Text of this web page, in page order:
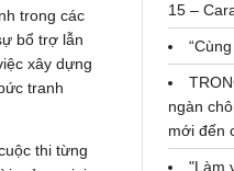
trong các
bổ trợ lẫn
xây dựng
tranh
thi từng
15 –
ngàn
mới đến
"Làm